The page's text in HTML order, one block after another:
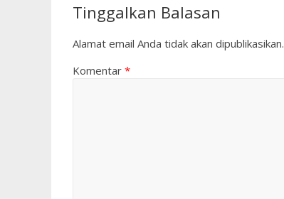
Tinggalkan Balasan
Alamat email Anda tidak akan dipublikasikan.
Komentar *